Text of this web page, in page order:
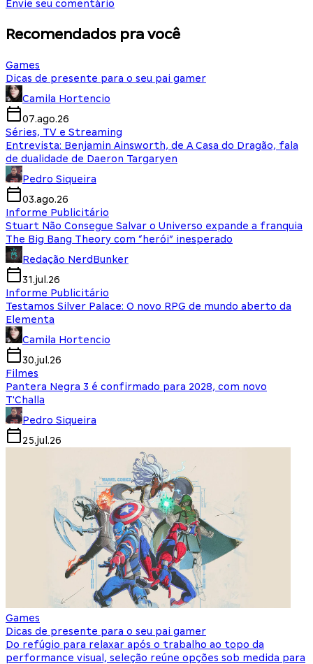
Envie seu comentário
Recomendados pra você
Games
Dicas de presente para o seu pai gamer
Camila Hortencio
07.ago.26
Séries, TV e Streaming
Entrevista: Benjamin Ainsworth, de A Casa do Dragão, fala
de dualidade de Daeron Targaryen
Pedro Siqueira
03.ago.26
Informe Publicitário
Stuart Não Consegue Salvar o Universo expande a franquia
The Big Bang Theory com “herói” inesperado
Redação NerdBunker
31.jul.26
Informe Publicitário
Testamos Silver Palace: O novo RPG de mundo aberto da
Elementa
Camila Hortencio
30.jul.26
Filmes
Pantera Negra 3 é confirmado para 2028, com novo
T'Challa
Pedro Siqueira
25.jul.26
Games
Dicas de presente para o seu pai gamer
Do refúgio para relaxar após o trabalho ao topo da
performance visual, seleção reúne opções sob medida para